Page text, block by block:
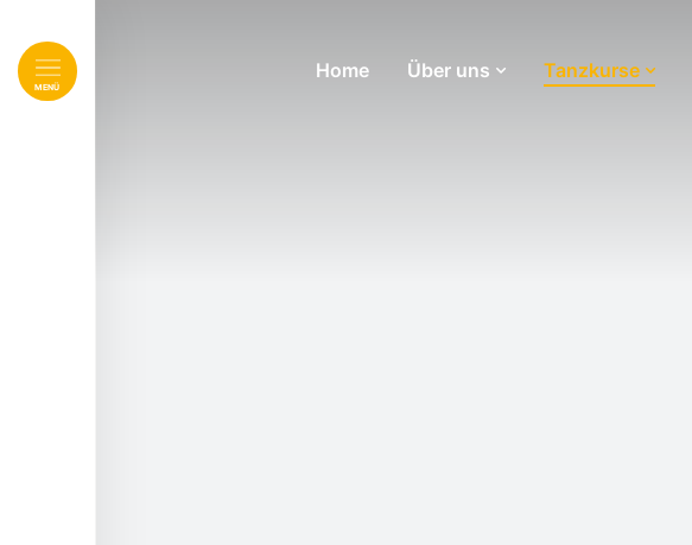
MENÜ
Navigation überspringen
Home Über uns Tanzkurse